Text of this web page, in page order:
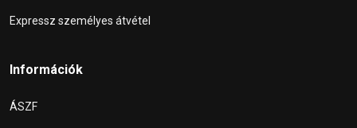
Expressz személyes átvétel
Információk
ÁSZF